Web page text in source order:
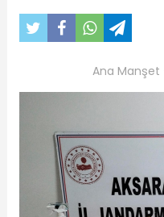
Ana Manşet